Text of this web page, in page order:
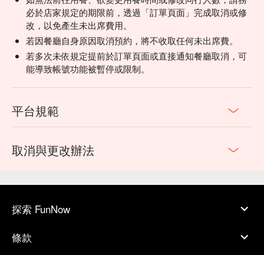
必於店家規定的期限前，透過「訂單頁面」完成取消或修
改，以免產生未出席費用。
若因餐廳自身原因取消預約，將不收取任何未出席費。
若多次未依規定提前於訂單頁面或直接通知餐廳取消，可
能導致帳號功能被暫停或限制。
平台規範
取消與更改辦法
探索 FunNow
條款